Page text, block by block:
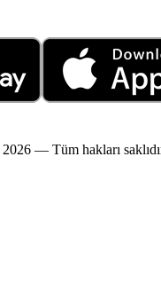
2026 — Tüm hakları